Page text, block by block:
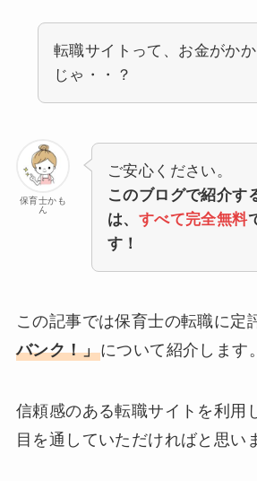
転職サイトって、お金がか
じゃ・・？
保育士かも
ん
ご安心ください。
このブログで紹介す
は、 すべて完全無料
す！
この記事では保育士の転職に定
バンク！」について紹介します。
信頼感のある転職サイトを利用
目を通していただければと思い